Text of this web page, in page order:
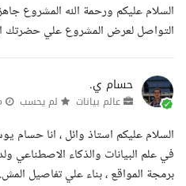
السلام عليكم ورحمة الله المشروع
التواصل لعرض المشروع علي حضرتك
حسام ي.
عالم بيانات لم يحسب
السلام عليكم استاذ وائل ، انا
برمجة المواقع ، بناء علي تفاصيل